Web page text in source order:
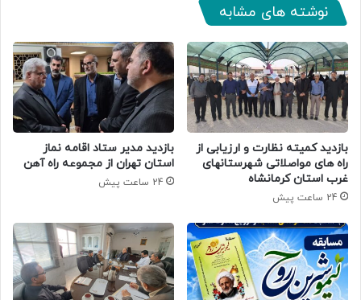
نوشته های مشابه
بازدید کمیته نظارت و ارزیابی از
راه های مواصلاتی شهرستانهای
غرب استان کرمانشاه
24 ساعت پیش
بازدید مدیر ستاد اقامه نماز
استان تهران از مجموعه راه آهن
24 ساعت پیش